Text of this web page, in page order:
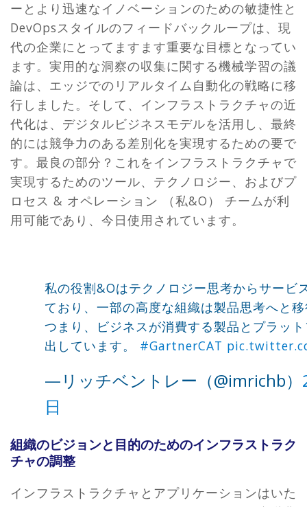
ーとより迅速なイノベーションのための敏捷性と
DevOpsスタイルのフィードバックループは、現
代の企業にとってますます重要な目標となってい
ます。実用的な洞察の収集に関する機械学習の議
論は、エッジでのリアルタイム自動化の戦略に移
行しました。そして、インフラストラクチャの近
代化は、デジタルビジネスモデルを活用し、最終
的には競争力のある差別化を実現するための要で
す。最良の部分？これをインフラストラクチャで
実現するためのツール、テクノロジー、およびプ
ロセス & オペレーション （私&O） チームが利
用可能であり、今日使用されています。
私の役割&Oはテクノロジー思考からサービ
ており、一部の高度な組織は製品思考へと
つまり、ビジネスが消費する製品とプラッ
出しています。 #GartnerCAT
—リッチベントレー（@imrichb）
日
組織のビジョンと目的のためのインフラストラク
チャの調整
インフラストラクチャとアプリケーションはいた